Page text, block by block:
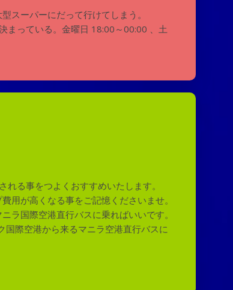
スーパーにだって行けてしまう。
まっている。金曜日 18:00～00:00 、土
る事をつよくおすすめいたします。
用が高くなる事をご記憶くださいませ。
ラ国際空港直行バスに乗ればいいです。
国際空港から来るマニラ空港直行バスに